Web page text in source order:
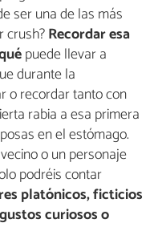
ser una de las más
crush?Recordar esa
puede llevar a
durante la
o recordar tanto con
rabia a esa primera
en el estómago.
o un personaje
podréis contar
platónicos, ficticios
curiosos o